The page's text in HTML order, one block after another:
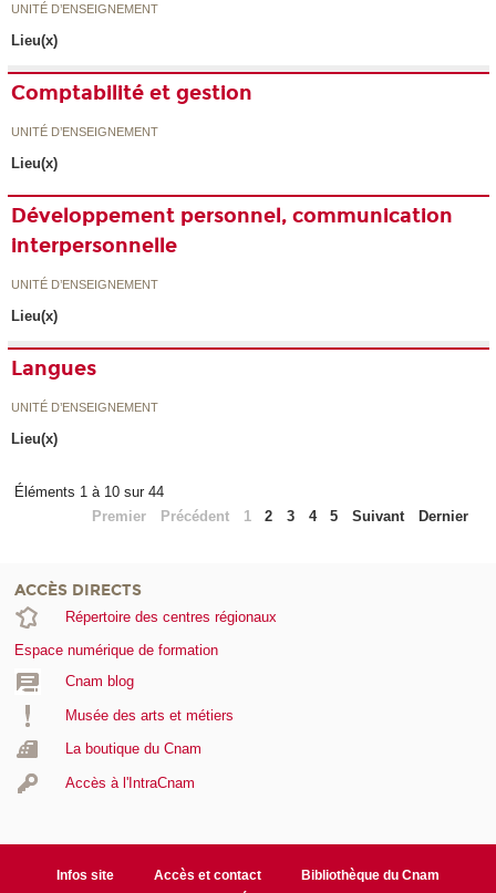
UNITÉ D’ENSEIGNEMENT
Lieu(x)
Comptabilité et gestion
UNITÉ D’ENSEIGNEMENT
Lieu(x)
Développement personnel, communication
interpersonnelle
UNITÉ D’ENSEIGNEMENT
Lieu(x)
Langues
UNITÉ D’ENSEIGNEMENT
Lieu(x)
Éléments 1 à 10 sur 44
Premier
Précédent 1 2 3 4 5 Suivant Dernier
ACCÈS DIRECTS
Répertoire des centres régionaux
Espace numérique de formation
Cnam blog
Musée des arts et métiers
La boutique du Cnam
Accès à l'IntraCnam
Infos site Accès et contact
Bibliothèque du Cnam